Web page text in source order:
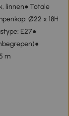
linnen● Totale
Ø22 x 18H
E27●
m